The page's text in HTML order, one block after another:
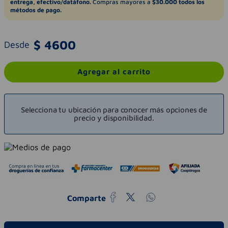
entrega, efectivo/datáfono. Compras mayores a $30.000 todos los
métodos de pago.
Desde $ 4600
Agregar al carrito
Selecciona tu ubicación para conocer más opciones de
precio y disponibilidad.
Comparte